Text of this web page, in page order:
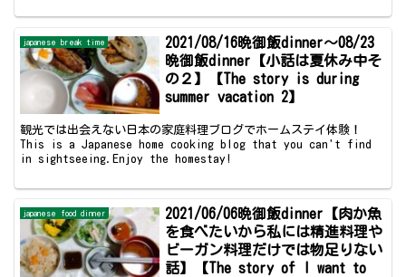
japanese break time
2021/08/16晩御飯dinner～08/23
晩御飯dinner【小話は夏休み中そ
の２】【The story is during
summer vacation 2】
観光では出会えない日本の家庭料理ブログでホームステイ体験！
This is a Japanese home cooking blog that you can't find
in sightseeing.Enjoy the homestay!
japanese food dinner
2021/06/06晩御飯dinner【肉か魚
を食べたいから私には精進料理や
ビーガン料理だけでは物足りない
話】【The story of I want to